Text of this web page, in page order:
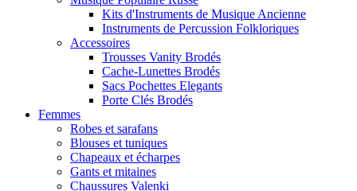
Kits d'Instruments de Musique Ancienne
Instruments de Percussion Folkloriques
Accessoires
Trousses Vanity Brodés
Cache-Lunettes Brodés
Sacs Pochettes Elegants
Porte Clés Brodés
Femmes
Robes et sarafans
Blouses et tuniques
Chapeaux et écharpes
Gants et mitaines
Chaussures Valenki